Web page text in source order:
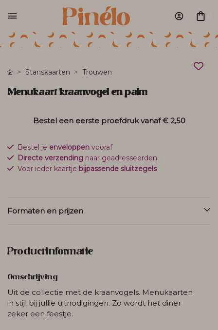
Stanskaarten Trouwen
Menukaart kraanvogel en palm
Bestel een eerste proefdruk vanaf€ 2,50
Bestel je enveloppen vooraf
Directe verzending naar geadresseerden
Voor ieder kaartje bijpassende sluitzegels
Formaten en prijzen
Productinformatie
Omschrijving
Uit de collectie met de kraanvogels. Menukaarten
in stijl bij jullie uitnodigingen. Zo wordt het diner
zeker een feestje.